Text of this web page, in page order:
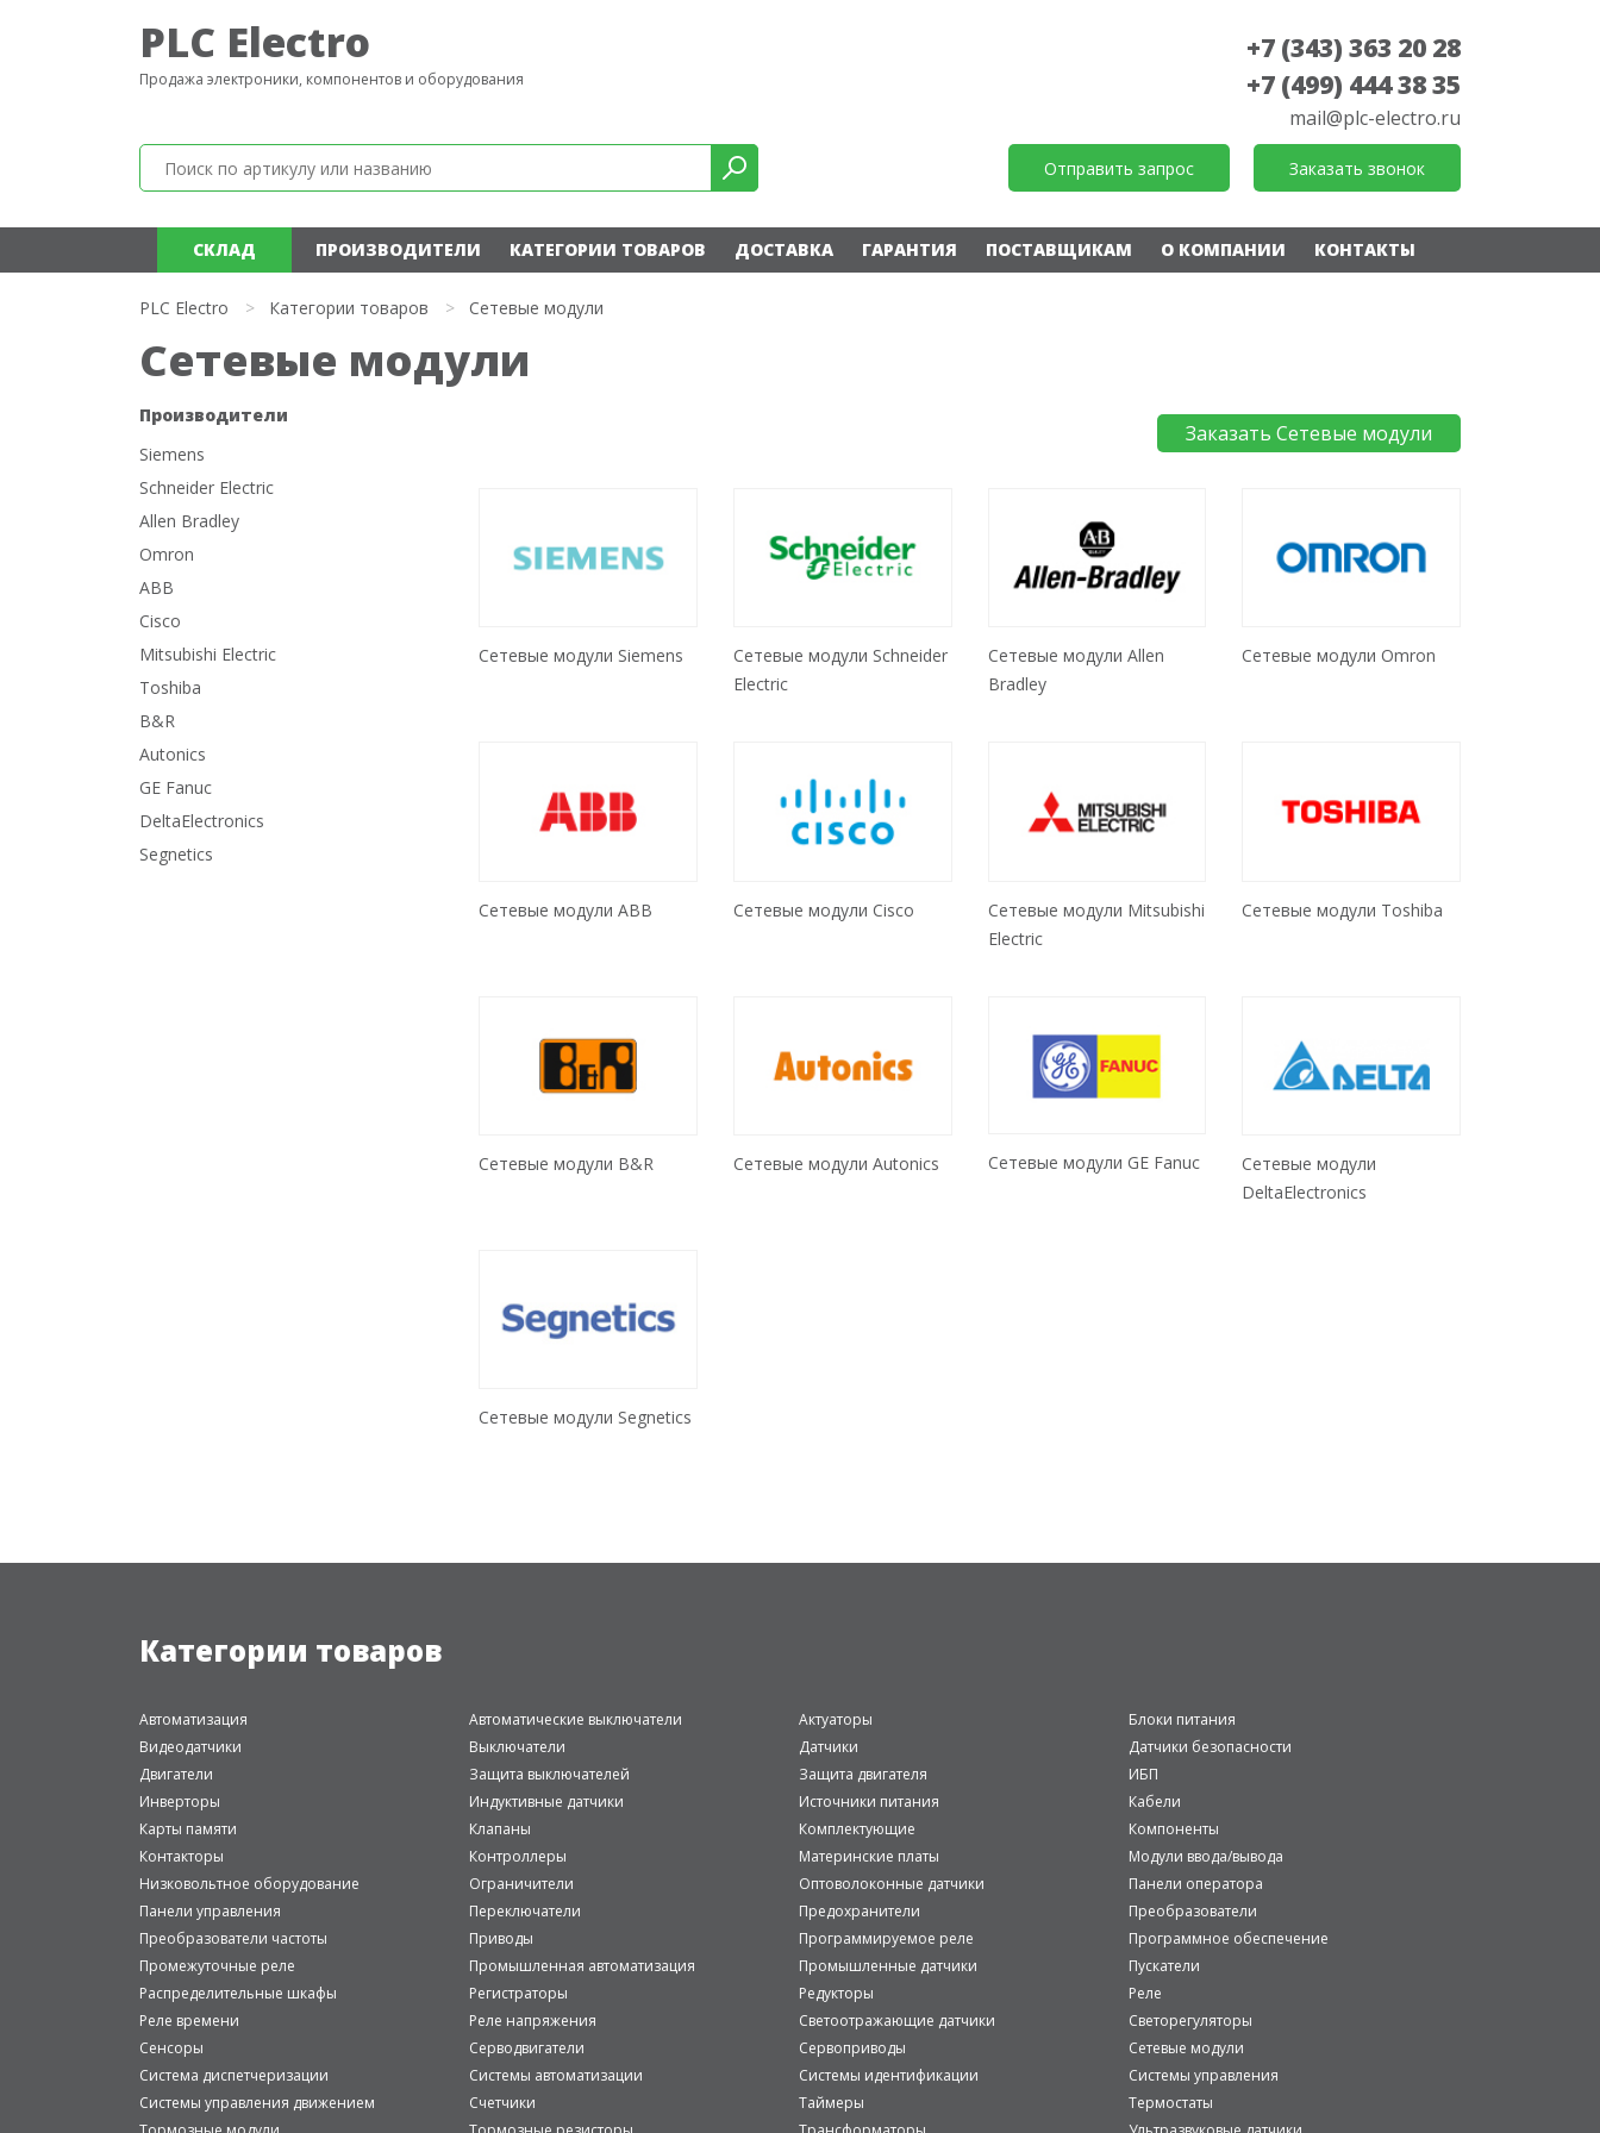
PLC Electro
Продажа электроники, компонентов и оборудования
+7 (343) 363 20 28
+7 (499) 444 38 35
mail@plc-electro.ru
Отправить запрос Заказать звонок
СКЛАД ПРОИЗВОДИТЕЛИ КАТЕГОРИИ ТОВАРОВ ДОСТАВКА ГАРАНТИЯ ПОСТАВЩИКАМ О КОМПАНИИ КОНТАКТЫ
PLC Electro > Категории товаров > Сетевые модули
Сетевые модули
Производители
Siemens
Schneider Electric
Allen Bradley
Omron
ABB
Cisco
Mitsubishi Electric
Toshiba
B&R
Autonics
GE Fanuc
DeltaElectronics
Segnetics
Заказать Сетевые модули
Сетевые модули Siemens
Сетевые модули Schneider
Electric
Сетевые модули Allen
Bradley
Сетевые модули Omron
Сетевые модули ABB Сетевые модули Cisco
Сетевые модули Mitsubishi
Electric
Сетевые модули Toshiba
Сетевые модули B&R Сетевые модули Autonics Сетевые модули GE Fanuc
Сетевые модули
DeltaElectronics
Сетевые модули Segnetics
Категории товаров
Автоматизация Автоматические выключатели Актуаторы
Блоки питания
Видеодатчики
Выключатели Датчики
Датчики безопасности
Двигатели
Защита выключателей Защита двигателя
ИБП
Инверторы
Индуктивные датчики Источники питания
Кабели
Карты памяти
Клапаны Комплектующие
Компоненты
Контакторы
Контроллеры Материнские платы
Модули ввода/вывода
Низковольтное оборудование
Ограничители Оптоволоконные датчики
Панели оператора
Панели управления
Переключатели Предохранители
Преобразователи
Преобразователи частоты
Приводы Программируемое реле
Программное обеспечение
Промежуточные реле
Промышленная автоматизация Промышленные датчики
Пускатели
Распределительные шкафы
Регистраторы Редукторы
Реле
Реле времени
Реле напряжения Светоотражающие датчики
Светорегуляторы
Сенсоры
Серводвигатели Сервоприводы
Сетевые модули
Система диспетчеризации
Системы автоматизации Системы идентификации
Системы управления
Системы управления движением
Счетчики Таймеры
Термостаты